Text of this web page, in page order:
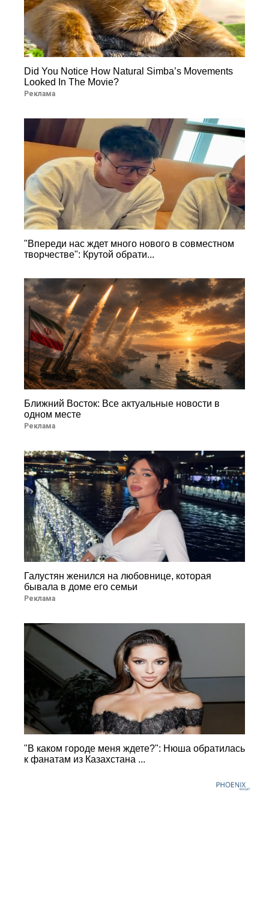
Did You Notice How Natural Simba’s Movements
Looked In The Movie?
Реклама
"Впереди нас ждет много нового в совместном
творчестве": Крутой обрати...
Ближний Восток: Все актуальные новости в
одном месте
Реклама
Галустян женился на любовнице, которая
бывала в доме его семьи
Реклама
"В каком городе меня ждете?": Нюша обратилась
к фанатам из Казахстана ...